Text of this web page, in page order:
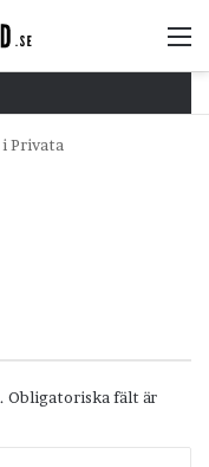
Privata
Obligatoriska fält är